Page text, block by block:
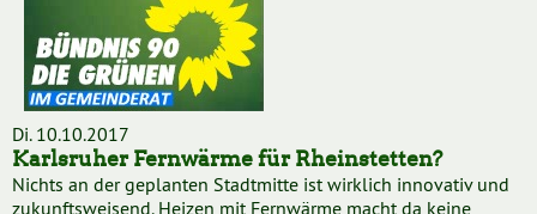
Di. 10.10.2017
Karlsruher Fernwärme für Rheinstetten?
Nichts an der geplanten Stadtmitte ist wirklich innovativ und
zukunftsweisend. Heizen mit Fernwärme macht da keine